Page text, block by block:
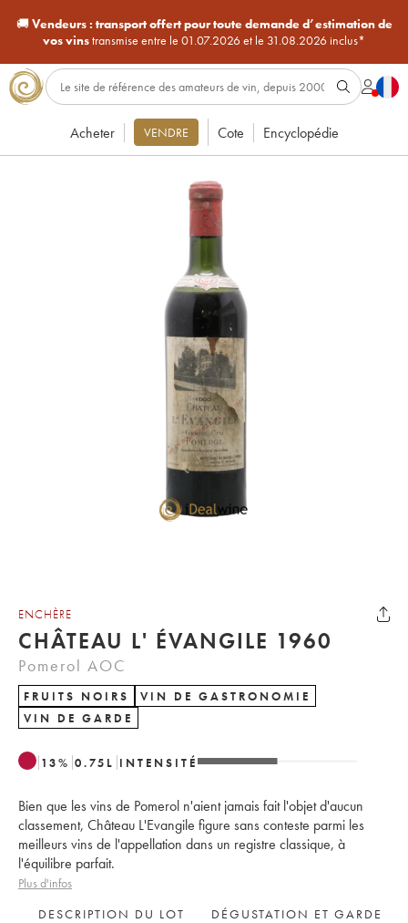
🚚Vendeurs : transport offert pour toute demande d’estimation de
vos vinstransmise entre le 01.07.2026 et le 31.08.2026 inclus*
Acheter VENDRE Cote Encyclopédie
ENCHÈRE
CHÂTEAU L' ÉVANGILE 1960
Pomerol AOC
FRUITS NOIRS
VIN DE GASTRONOMIE
VIN DE GARDE
13% 0.75 L INTENSITÉ
Bien que les vins de Pomerol n'aient jamais fait l'objet d'aucun
classement, Château L'Evangile figure sans conteste parmi les
meilleurs vins de l'appellation dans un registre classique, à
l'équilibre parfait.
Plus d'infos
DESCRIPTION DU LOT
DÉGUSTATION ET GARDE